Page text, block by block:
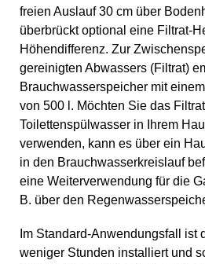
freien Auslauf 30 cm über
überbrückt optional eine Filtrat-
Höhendifferenz. Zur
gereinigten Abwassers (Filtrat)
Brauchwasserspeicher mit
von 500 l. Möchten Sie das
Toilettenspülwasser in Ihrem
verwenden, kann es über ein
in den Brauchwasserkreislauf
eine Weiterverwendung für die
B. über den
Im Standard-Anwendungsfall ist
weniger Stunden installiert und